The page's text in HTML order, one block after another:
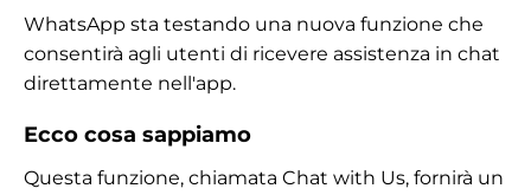
WhatsApp sta testando una nuova funzione che
consentirà agli utenti di ricevere assistenza in chat
direttamente nell'app.
Ecco cosa sappiamo
Questa funzione, chiamata Chat with Us, fornirà un